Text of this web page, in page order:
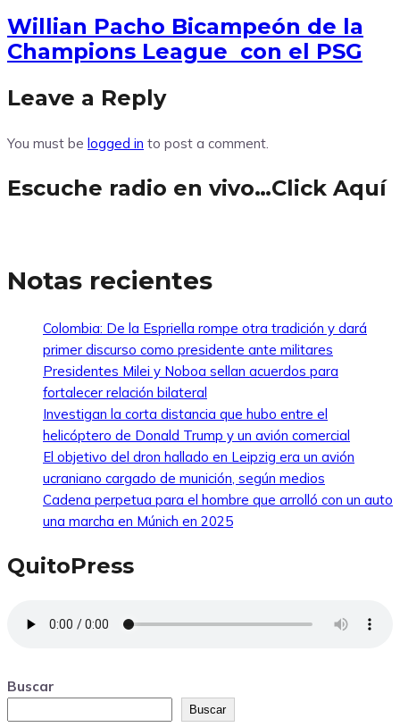
Willian Pacho Bicampeón de la
Champions League con el PSG
Leave a Reply
You must be logged in to post a comment.
Escuche radio en vivo…Click Aquí
Notas recientes
Colombia: De la Espriella rompe otra tradición y dará
primer discurso como presidente ante militares
Presidentes Milei y Noboa sellan acuerdos para
fortalecer relación bilateral
Investigan la corta distancia que hubo entre el
helicóptero de Donald Trump y un avión comercial
El objetivo del dron hallado en Leipzig era un avión
ucraniano cargado de munición, según medios
Cadena perpetua para el hombre que arrolló con un auto
una marcha en Múnich en 2025
QuitoPress
Buscar
Buscar